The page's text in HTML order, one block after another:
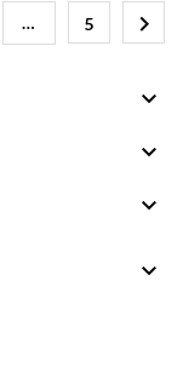
… 5 



